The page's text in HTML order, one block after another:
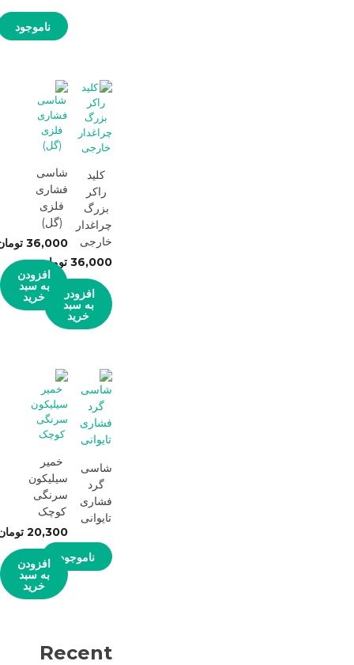
ناموجود
کلید
راکر
بزرگ
چراغدار
خارجی
36,000 تومان
افزودن
به سبد
خرید
شاسی
فشاری
فلزی
(گل)
36,000
افزودن
به سبد
خرید
شاسی
گرد
فشاری
تایوانی
ناموجود
خمیر
سیلیکون
سرنگی
کوچک
20,300
افزودن
به سبد
خرید
Recent